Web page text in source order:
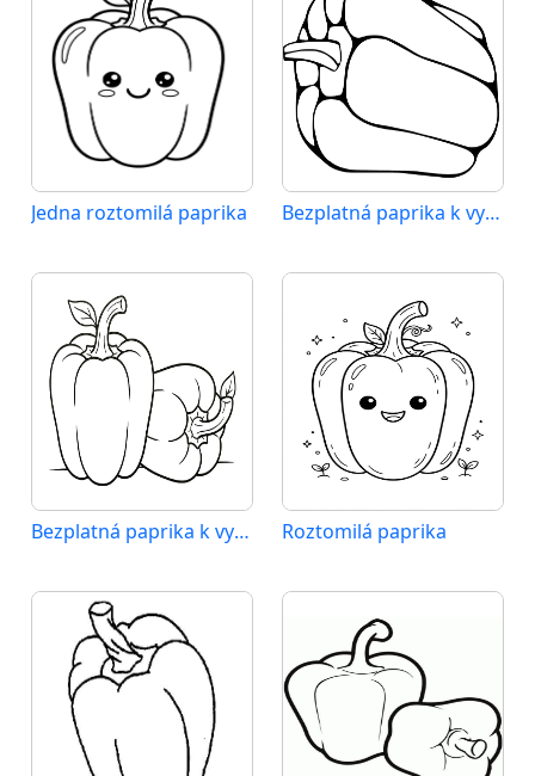
Jedna roztomilá paprika Bezplatná paprika k vytisknutí
Bezplatná paprika k vytištění Roztomilá paprika